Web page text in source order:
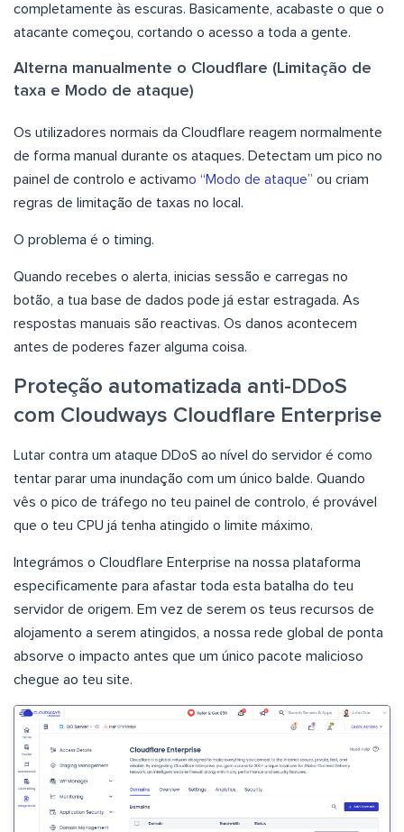
completamente às escuras. Basicamente, acabaste o que o
atacante começou, cortando o acesso a toda a gente.
Alterna manualmente o Cloudflare (Limitação de
taxa e Modo de ataque)
Os utilizadores normais da Cloudflare reagem normalmente
de forma manual durante os ataques. Detectam um pico no
painel de controlo e activamo “Modo de ataque” ou criam
regras de limitação de taxas no local.
O problema é o timing.
Quando recebes o alerta, inicias sessão e carregas no
botão, a tua base de dados pode já estar estragada. As
respostas manuais são reactivas. Os danos acontecem
antes de poderes fazer alguma coisa.
Proteção automatizada anti-DDoS
com Cloudways Cloudflare Enterprise
Lutar contra um ataque DDoS ao nível do servidor é como
tentar parar uma inundação com um único balde. Quando
vês o pico de tráfego no teu painel de controlo, é provável
que o teu CPU já tenha atingido o limite máximo.
Integrámos o Cloudflare Enterprise na nossa plataforma
especificamente para afastar toda esta batalha do teu
servidor de origem. Em vez de serem os teus recursos de
alojamento a serem atingidos, a nossa rede global de ponta
absorve o impacto antes que um único pacote malicioso
chegue ao teu site.